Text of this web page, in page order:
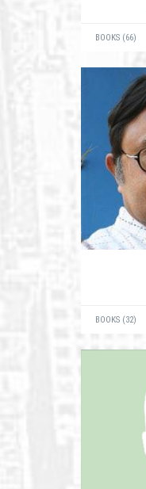
BOOKS (66)
BOOKS (32)